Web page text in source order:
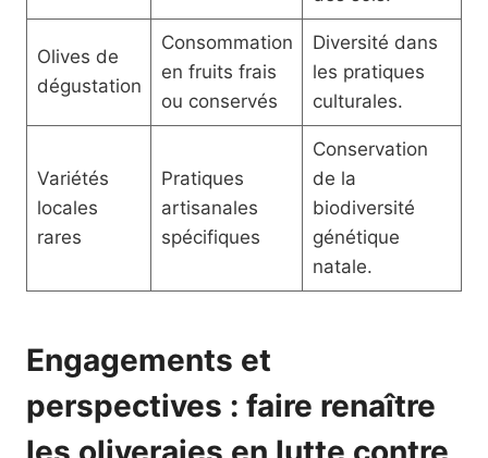
Olives de
dégustation
Consommation
en fruits frais
ou conservés
Diversité dans
les pratiques
culturales.
Variétés
locales
rares
Pratiques
artisanales
spécifiques
Conservation
de la
biodiversité
génétique
natale.
Engagements et
perspectives : faire renaître